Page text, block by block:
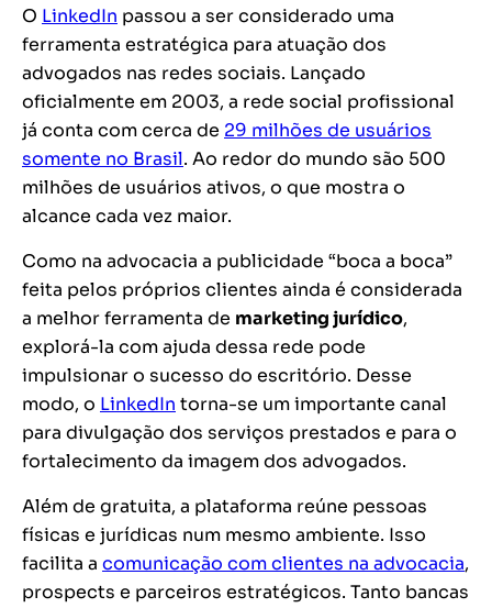
O LinkedIn passou a ser considerado uma
ferramenta estratégica para atuação dos
advogados nas redes sociais. Lançado
oficialmente em 2003, a rede social profissional
já conta com cerca de 29 milhões de usuários
somente no Brasil. Ao redor do mundo são 500
milhões de usuários ativos, o que mostra o
alcance cada vez maior.
Como na advocacia a publicidade “boca a boca”
feita pelos próprios clientes ainda é considerada
a melhor ferramenta de marketing jurídico,
explorá-la com ajuda dessa rede pode
impulsionar o sucesso do escritório. Desse
modo, o LinkedIn torna-se um importante canal
para divulgação dos serviços prestados e para o
fortalecimento da imagem dos advogados.
Além de gratuita, a plataforma reúne pessoas
físicas e jurídicas num mesmo ambiente. Isso
facilita a comunicação com clientes na advocacia,
prospects e parceiros estratégicos. Tanto bancas